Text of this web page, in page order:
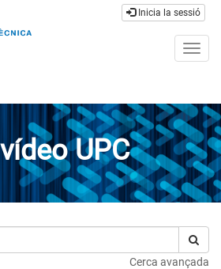
Inicia la sessió
UPC
Cerca avançada